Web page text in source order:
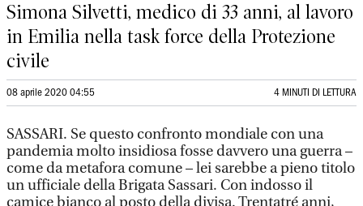
Simona Silvetti, medico di 33 anni, al lavoro
in Emilia nella task force della Protezione
civile
08 aprile 2020 04:55 4 MINUTI DI LETTURA
SASSARI. Se questo confronto mondiale con una
pandemia molto insidiosa fosse davvero una guerra –
come da metafora comune – lei sarebbe a pieno titolo
un ufficiale della Brigata Sassari. Con indosso il
camice bianco al posto della divisa. Trentatré anni,